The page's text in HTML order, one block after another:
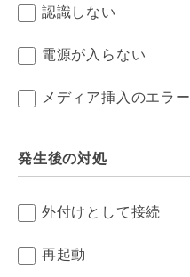
認識しない
電源が入らない
メディア挿入のエラー
発生後の対処
外付けとして接続
再起動